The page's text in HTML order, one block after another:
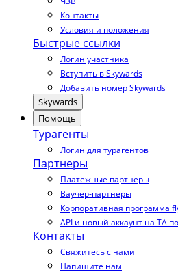
Контакты
Условия и положения
Быстрые ссылки
Логин участника
Вступить в Skywards
Добавить номер Skywards
Skywards
Помощь
Турагенты
Логин для турагентов
Партнеры
Платежные партнеры
Ваучер-партнеры
Корпоративная программа
API и новый аккаунт на TA
Контакты
Свяжитесь с нами
Напишите нам